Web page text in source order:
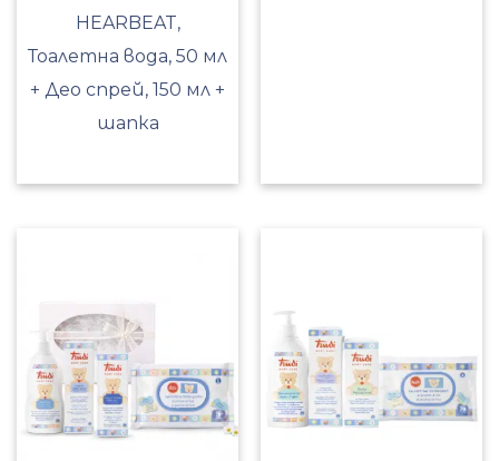
HEARBEAT,
Тоалетна вода, 50 мл
+ Део спрей, 150 мл +
шапка